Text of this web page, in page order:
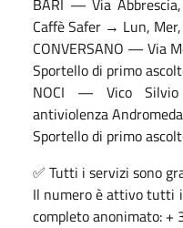
Caffè Safer → Lun,
CONVERSANO — Via
Sportello di primo
NOCI — Vico
antiviolenza Andromeda
Sportello di primo
✅ Tutti i servizi sono
Il numero è attivo tutti
completo anonimato: +